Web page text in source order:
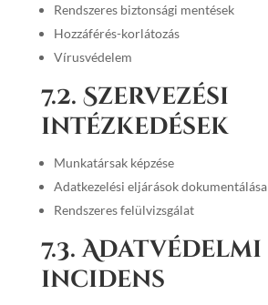
Rendszeres biztonsági mentések
Hozzáférés-korlátozás
Vírusvédelem
7.2. Szervezési
intézkedések
Munkatársak képzése
Adatkezelési eljárások dokumentálása
Rendszeres felülvizsgálat
7.3. Adatvédelmi
incidens